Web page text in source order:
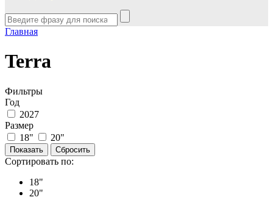
Главная
Terra
Фильтры
Год
2027
Размер
18"
20"
Сортировать по:
18"
20"